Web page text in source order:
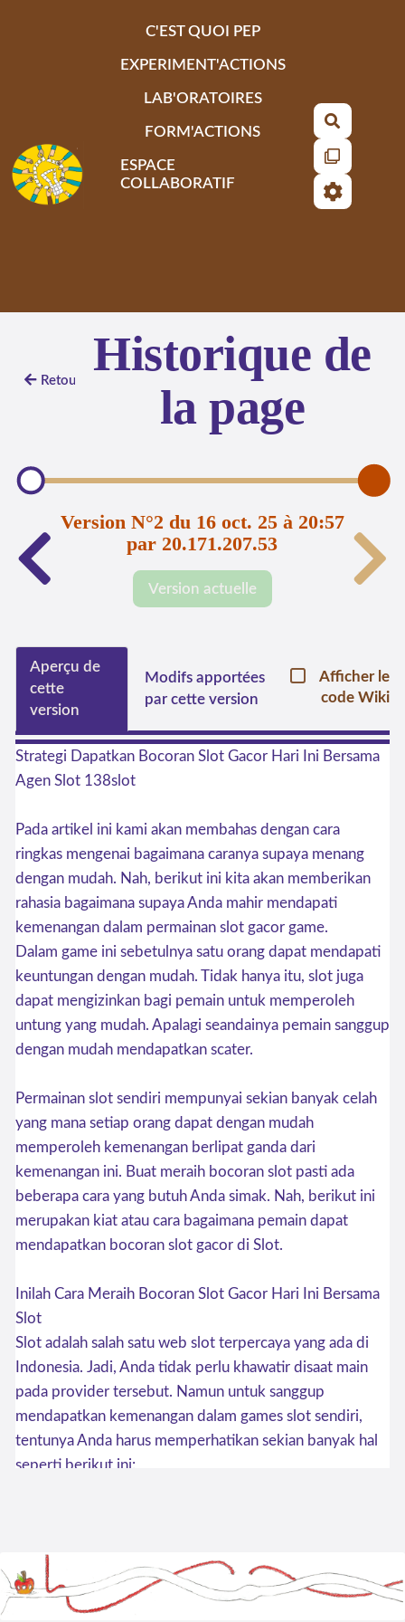
C'EST QUOI PEP
EXPERIMENT'ACTIONS
LAB'ORATOIRES
FORM'ACTIONS
ESPACE
COLLABORATIF
Retour
Historique de
la page
Version N°2 du 16 oct. 25 à 20:57
par 20.171.207.53
Version actuelle
Aperçu de
cette
version
Modifs apportées
par cette version
Afficher le
code Wiki